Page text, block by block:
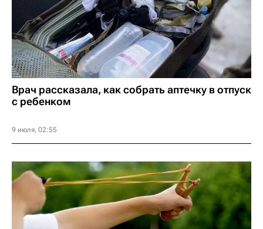
Врач рассказала, как собрать аптечку в отпуск
с ребенком
9 июля, 02:55